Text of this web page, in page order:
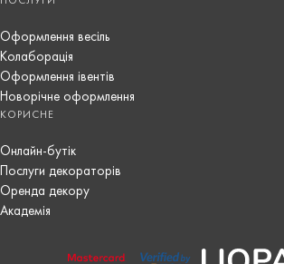
Оформлення весіль
Колаборація
Оформлення івентів
Новорічне оформлення
КОРИСНЕ
Онлайн-бутік
Послуги декораторів
Оренда декору
Академія